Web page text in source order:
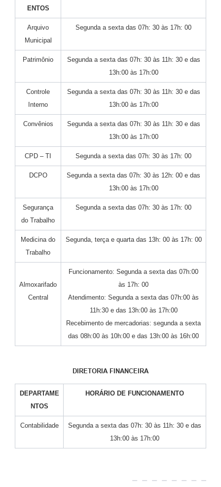
ENTOS
Arquivo
Municipal
Segunda a sexta das 07h: 30 às 17h: 00
Patrimônio
Segunda a sexta das 07h: 30 às 11h: 30 e das
13h:00 às 17h:00
Controle
Interno
Segunda a sexta das 07h: 30 às 11h: 30 e das
13h:00 às 17h:00
Convênios
Segunda a sexta das 07h: 30 às 11h: 30 e das
13h:00 às 17h:00
CPD – TI Segunda a sexta das 07h: 30 às 17h: 00
DCPO
Segunda a sexta das 07h: 30 às 12h: 00 e das
13h:00 às 17h:00
Segurança
do Trabalho
Segunda a sexta das 07h: 30 às 17h: 00
Medicina do
Trabalho
Segunda, terça e quarta das 13h: 00 às 17h: 00
Almoxarifado
Central
Funcionamento: Segunda a sexta das 07h:00
às 17h: 00
Atendimento: Segunda a sexta das 07h:00 às
11h:30 e das 13h:00 às 17h:00
Recebimento de mercadorias: segunda a sexta
das 08h:00 às 10h:00 e das 13h:00 às 16h:00
DIRETORIA FINANCEIRA
DEPARTAME
NTOS
HORÁRIO DE FUNCIONAMENTO
Contabilidade
Segunda a sexta das 07h: 30 às 11h: 30 e das
13h:00 às 17h:00